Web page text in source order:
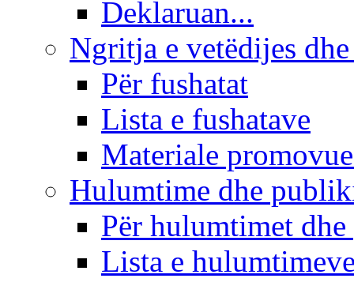
Deklaruan...
Ngritja e vetëdijes
Për fushatat
Lista e fushatave
Materiale
Hulumtime dhe
Për hulumtimet
Lista e